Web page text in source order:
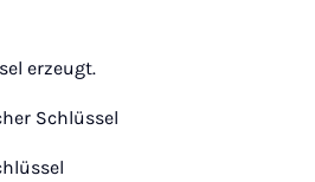
erzeugt.
Schlüssel